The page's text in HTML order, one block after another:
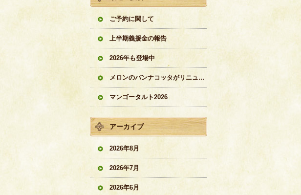
ご予約に関して
上半期義援金の報告
2026年も登場中
メロンのパンナコッタがリニューアル
マンゴータルト2026
アーカイブ
2026年8月
2026年7月
2026年6月